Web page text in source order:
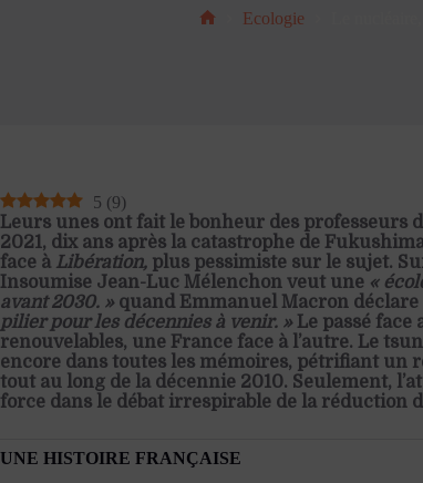
Ecologie
5 (9)
Leurs unes ont fait le bonheur des professeurs
2021, dix ans après la catastrophe de
face à Libération, plus pessimiste sur le sujet.
Insoumise Jean-Luc Mélenchon veut une «
avant 2030. » quand Emmanuel Macron déclare
pilier pour les décennies à venir. » Le passé face
renouvelables, une France face à l’autre. Le
encore dans toutes les mémoires, pétrifiant un
tout au long de la décennie 2010. Seulement,
force dans le débat irrespirable de la réduction
UNE HISTOIRE FRANÇAISE